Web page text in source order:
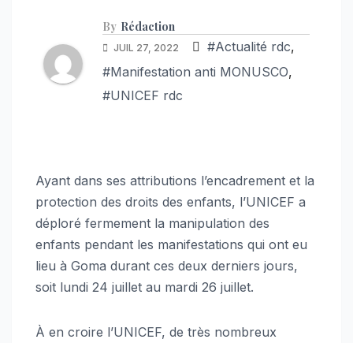
By Rédaction
JUIL 27, 2022 #Actualité rdc,
#Manifestation anti MONUSCO,
#UNICEF rdc
Ayant dans ses attributions l’encadrement et la
protection des droits des enfants, l’UNICEF a
déploré fermement la manipulation des
enfants pendant les manifestations qui ont eu
lieu à Goma durant ces deux derniers jours,
soit lundi 24 juillet au mardi 26 juillet.
À en croire l’UNICEF, de très nombreux